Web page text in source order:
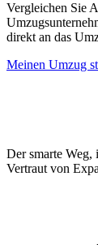
Vergleichen Sie
direkt an das
Meinen Umzug
Der smarte Weg,
Vertraut von